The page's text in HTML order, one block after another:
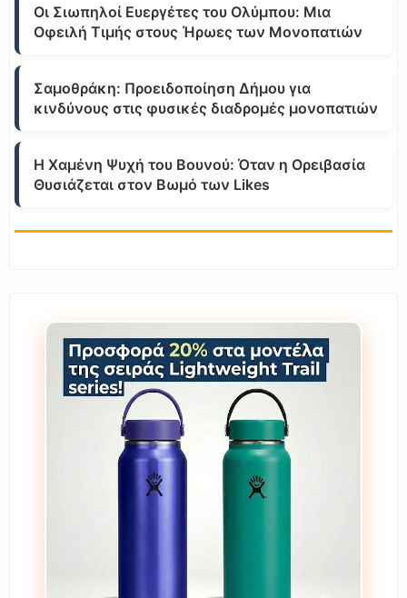
Οι Σιωπηλοί Ευεργέτες του Ολύμπου: Μια
Οφειλή Τιμής στους Ήρωες των Μονοπατιών
Σαμοθράκη: Προειδοποίηση Δήμου για
κινδύνους στις φυσικές διαδρομές μονοπατιών
Η Χαμένη Ψυχή του Βουνού: Όταν η Ορειβασία
Θυσιάζεται στον Βωμό των Likes